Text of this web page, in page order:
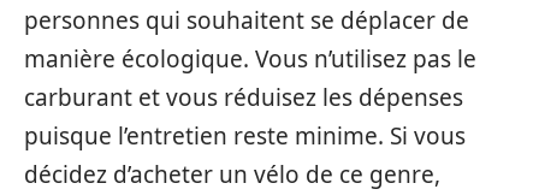
personnes qui souhaitent se déplacer de
manière écologique. Vous n’utilisez pas le
carburant et vous réduisez les dépenses
puisque l’entretien reste minime. Si vous
décidez d’acheter un vélo de ce genre,